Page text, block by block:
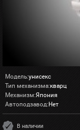
Модель:унисекс
Тип механизма:кварц
Механизм:Япония
Автоподзавод:Нет
В наличии